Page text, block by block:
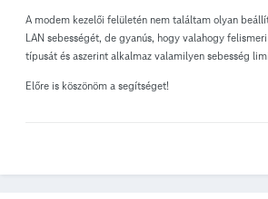
A modem kezelői felületén nem találtam olyan
LAN sebességét, de gyanús, hogy valahogy
típusát és aszerint alkalmaz valamilyen sebesség
Előre is köszönöm a segítséget!